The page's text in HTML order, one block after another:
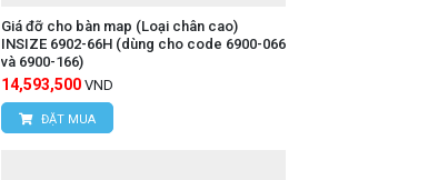
Giá đỡ cho bàn map (Loại chân cao)
INSIZE 6902-66H (dùng cho code 6900-066
và 6900-166)
14,593,500 VND
ĐẶT MUA